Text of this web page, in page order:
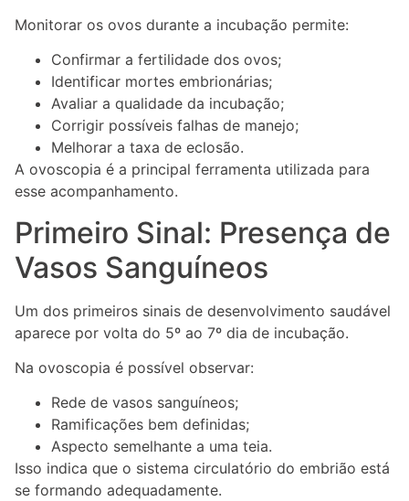
Monitorar os ovos durante a incubação permite:
Confirmar a fertilidade dos ovos;
Identificar mortes embrionárias;
Avaliar a qualidade da incubação;
Corrigir possíveis falhas de manejo;
Melhorar a taxa de eclosão.
A ovoscopia é a principal ferramenta utilizada para
esse acompanhamento.
Primeiro Sinal: Presença de
Vasos Sanguíneos
Um dos primeiros sinais de desenvolvimento saudável
aparece por volta do 5º ao 7º dia de incubação.
Na ovoscopia é possível observar:
Rede de vasos sanguíneos;
Ramificações bem definidas;
Aspecto semelhante a uma teia.
Isso indica que o sistema circulatório do embrião está
se formando adequadamente.